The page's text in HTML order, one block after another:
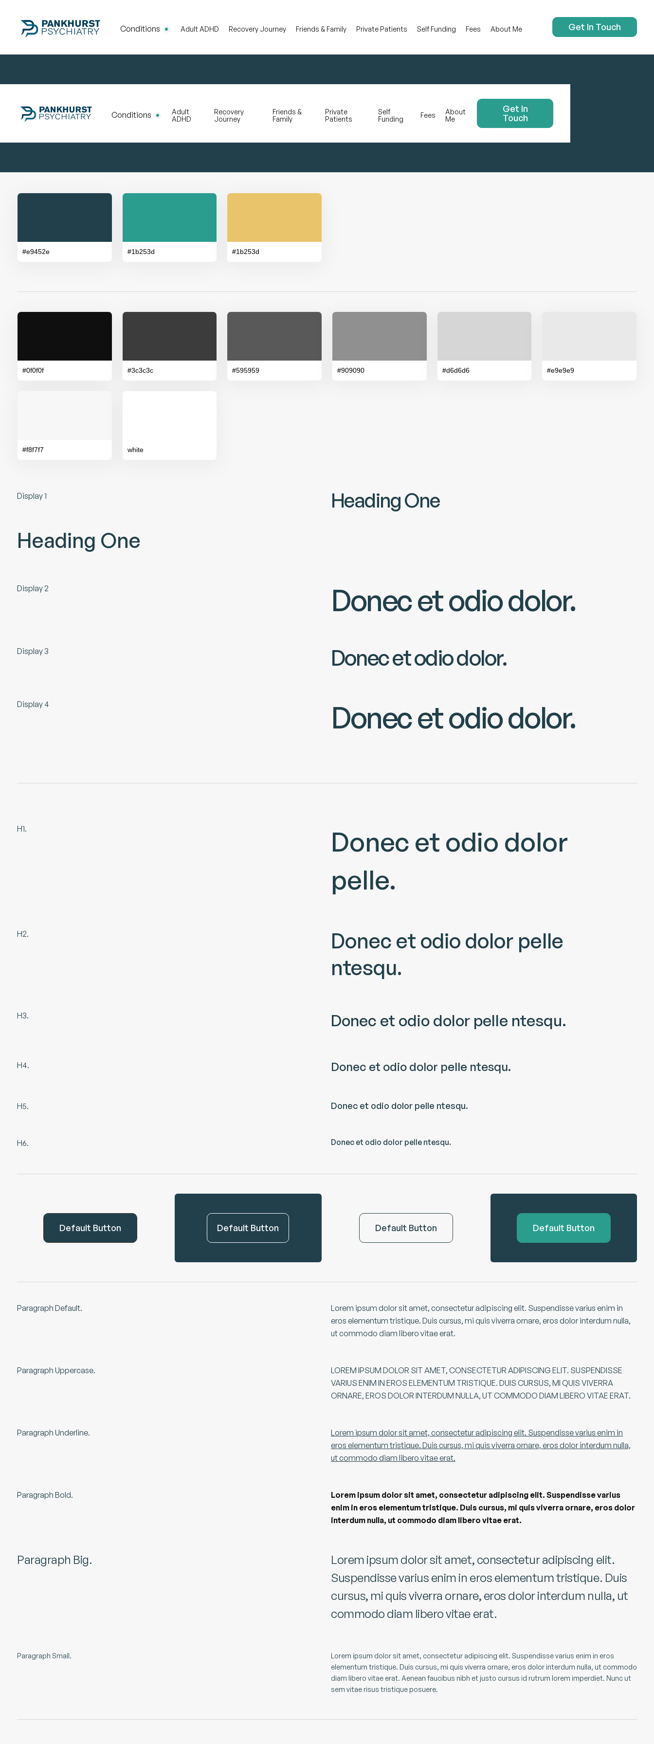
Conditions Adult ADHD Recovery Journey Friends & Family Private Patients Self Funding Fees About Me Get In Touch
Conditions
Adult
ADHD
Recovery
Journey
Friends &
Family
Private
Patients
Self
Funding
Fees
About
Me
Get In
Touch
#e9452e #1b253d #1b253d
#0f0f0f #3c3c3c #595959 #909090 #d6d6d6 #e9e9e9
#f8f7f7 white
Display 1 Heading One
Heading One
Display 2 Donec et odio dolor.
Display 3 Donec et odio dolor.
Display 4 Donec et odio dolor.
H1.
Donec et odio dolor
pelle.
H2.
Donec et odio dolor pelle
ntesqu.
H3. Donec et odio dolor pelle ntesqu.
H4. Donec et odio dolor pelle ntesqu.
H5. Donec et odio dolor pelle ntesqu.
H6. Donec et odio dolor pelle ntesqu.
Default Button Default Button Default Button Default Button
Paragraph Default.
Lorem ipsum dolor sit amet, consectetur adipiscing elit. Suspendisse varius enim in
eros elementum tristique. Duis cursus, mi quis viverra ornare, eros dolor interdum nulla,
ut commodo diam libero vitae erat.
Paragraph Uppercase.
LOREM IPSUM DOLOR SIT AMET, CONSECTETUR ADIPISCING ELIT. SUSPENDISSE
VARIUS ENIM IN EROS ELEMENTUM TRISTIQUE. DUIS CURSUS, MI QUIS VIVERRA
ORNARE, EROS DOLOR INTERDUM NULLA, UT COMMODO DIAM LIBERO VITAE ERAT.
Paragraph Underline.
Lorem ipsum dolor sit amet, consectetur adipiscing elit. Suspendisse varius enim in
eros elementum tristique. Duis cursus, mi quis viverra ornare, eros dolor interdum nulla,
ut commodo diam libero vitae erat.
Paragraph Bold.
Lorem ipsum dolor sit amet, consectetur adipiscing elit. Suspendisse varius
enim in eros elementum tristique. Duis cursus, mi quis viverra ornare, eros dolor
interdum nulla, ut commodo diam libero vitae erat.
Paragraph Big.
Lorem ipsum dolor sit amet, consectetur adipiscing elit.
Suspendisse varius enim in eros elementum tristique. Duis
cursus, mi quis viverra ornare, eros dolor interdum nulla, ut
commodo diam libero vitae erat.
Paragraph Small.
Lorem ipsum dolor sit amet, consectetur adipiscing elit. Suspendisse varius enim in eros
elementum tristique. Duis cursus, mi quis viverra ornare, eros dolor interdum nulla, ut commodo
diam libero vitae erat. Aenean faucibus nibh et justo cursus id rutrum lorem imperdiet. Nunc ut
sem vitae risus tristique posuere.